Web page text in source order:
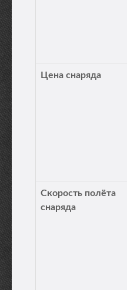
Цена снаряда
Скорость полёта
снаряда